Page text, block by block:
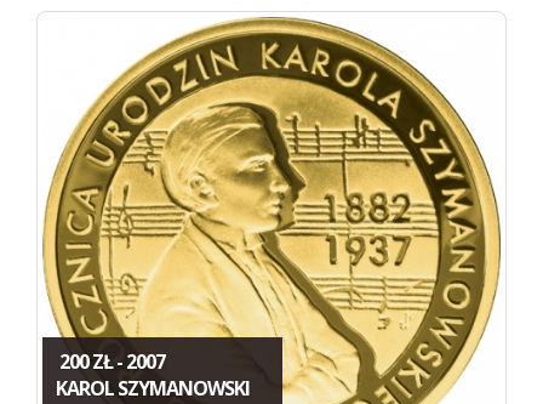
200 ZŁ - 2007
KAROL SZYMANOWSKI